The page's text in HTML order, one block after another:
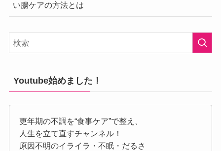
い腸ケアの方法とは
Youtube始めました！
更年期の不調を“食事ケア”で整え、
人生を立て直すチャンネル！
原因不明のイライラ・不眠・だるさ